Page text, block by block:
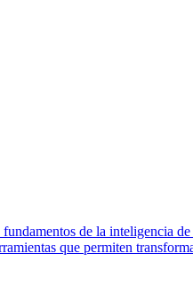
de la inteligencia
que permiten